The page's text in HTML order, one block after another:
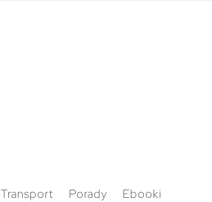
Transport Porady Ebooki